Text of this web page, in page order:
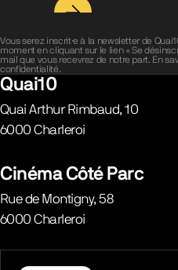
Vous serez inscrit·e à la newsletter de
moment en cliquant sur le lien « Se
mail que vous recevrez de notre part. En
confidentialité.
Quai10
Quai Arthur Rimbaud, 10
6000 Charleroi
Cinéma Côté Parc
Rue de Montigny, 58
6000 Charleroi